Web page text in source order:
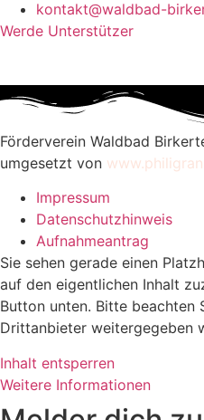
kontakt@waldbad-
Werde Unterstützer
Förderverein Waldbad
umgesetzt von
Impressum
Datenschutzhinweis
Aufnahmeantrag
Sie sehen gerade einen
auf den eigentlichen Inhalt
Button unten. Bitte beachten
Drittanbieter weitergegeben
Inhalt entsperren
Weitere Informationen